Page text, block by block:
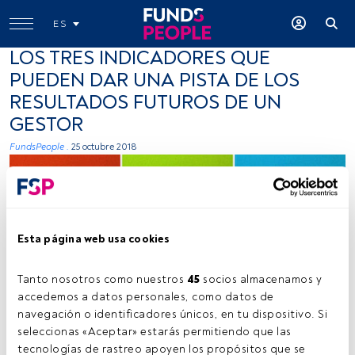
Esta página web usa cookies
Tanto nosotros como nuestros 45 socios almacenamos y
accedemos a datos personales, como datos de
navegación o identificadores únicos, en tu dispositivo. Si
seleccionas «Aceptar» estarás permitiendo que las
tecnologías de rastreo apoyen los propósitos que se
ES
LOS TRES INDICADORES QUE
PUEDEN DAR UNA PISTA DE LOS
RESULTADOS FUTUROS DE UN
GESTOR
FundsPeople . 25 octubre 2018